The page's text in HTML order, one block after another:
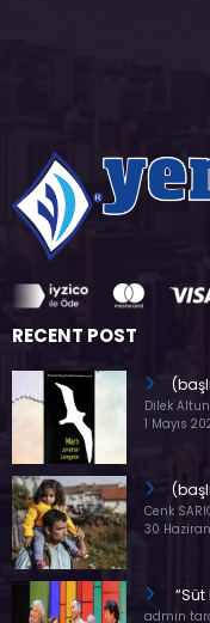
RECENT POST
Dilek
1 Mayıs
Cenk
30
admin